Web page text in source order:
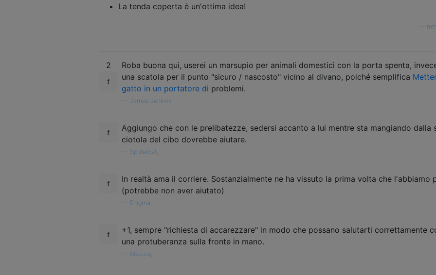
La tenda coperta è un'ottima idea!
2
Roba buona qui, userei un marsupio per animali domestici con la porta spenta,
una scatola per il punto "sicuro / nascosto" vicino al divano, poiché semplifica
gatto in un portatore di problemi.
James Jenkins
Aggiungo che con le prelibatezze, sedersi accanto a lui mentre sta mangiando dalla
ciotola del cibo dovrebbe aiutare.
Spidercat,
In realtà ama il corriere. Sostanzialmente ne ha vissuto la prima volta che l'abbiamo
(potrebbe non aver aiutato)
Enigma,
+1, sempre "richiesta di accarezzare" in modo che possano salutarti correttamente
una protuberanza sulla fronte in mano.
Mazura,